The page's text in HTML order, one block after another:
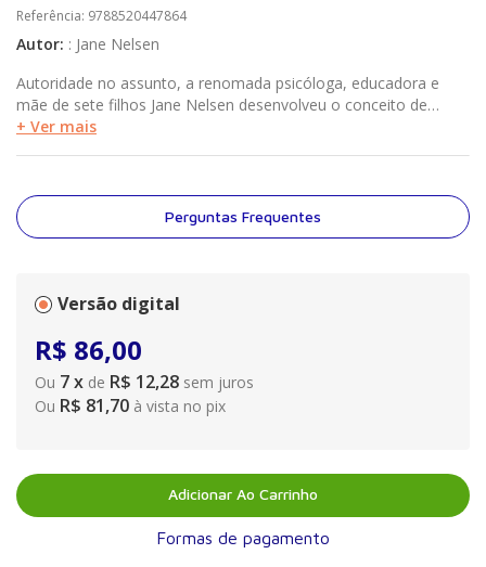
Referência: 9788520447864
Autor: : Jane Nelsen
Autoridade no assunto, a renomada psicóloga, educadora e
mãe de sete filhos Jane Nelsen desenvolveu o conceito de
Disciplina Positiva a partir das teorias de Alfred Adler e Rudolf
encorajadora, tanto para as crianças como para os adultos.
Uma das frases mais populares da autora é: ?De onde tiramos
a absurda ideia de que, para levar uma criança a agir melhor,
mútuo. Jane ensina pais e professores a serem firmes e gentis
ao mesmo tempo, de modo que qualquer criança ? de bebês a
adolescentes rebeldes ? possam aprender cooperação e
autodisciplina. Alinhada com as diversas mudanças na forma de
educar os filhos ocorridas nas últimas décadas, esta obra foi
atualizada e contempla por exemplo o fato de atualmente cada
Positiva é uma leitura indispensável para todos aqueles que
desejam ensinar aos seus filhos ou alunos habilidades sociais e
de vida valiosas para a formação de um bom caráter, além de
aprender princípios que funcionam e fornecem uma ótima base
+ Ver mais
Perguntas Frequentes
Versão digital
R$ 86,00
Ou 7x de R$ 12,28 sem juros
Ou R$ 81,70 à vista no pix
Adicionar Ao Carrinho
Formas de pagamento